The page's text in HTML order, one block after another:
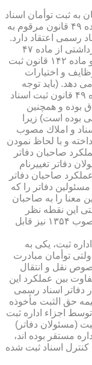
و املاك مصوب ۱۳۱۰، كماكان به ثبت توأمان اسناد
رسمی توسط مباشرین ثبت (كه به موجب ماده ۴۹ قانون مرقوم به
رسمی اعتقاد دارد.
ماده ۴۹ قانون جدیدالتصویب كه در حقیقت برداشتی از ماده ۴۷
قانون ثبت اسناد و املاك مصوب سال ۱۲۹۰ و ماده ۱۴۲ قانون ثبت
۱۳۰۸ بود، همان وظایف و اختیارات
دهد. (باید توجه
نمود كه معنای مسئولین دفاتر، مندرج در ماده ۴۹ قانون ثبت اسناد
صادق بوده و همچنین
بوده است) زیرا
و ۹۱ قانون ثبت اسناد و املاك مصوب
و با لحاظ نمودن
صاحبان دفاتر
دفاتر تغییرنام
صاحبان دفاتر
دفاتر را كه
معنا را به صاحبان
این نقطه نظر
بعدها در ماده ۲۹ قانون دفاتر اسناد رسمی مصوب ۱۳۵۴ نیز قابل
ثبت، یكی به
توأمان مبادرت
نقل و انتقال
بین عملكرد این
دفاتر اسناد رسمی
حق الثبت مأخوذه
اجزاء اداره ثبت
(مسئولان دفاتر)
مستقر بوده اند،
كنترل اسناد ثبت شده